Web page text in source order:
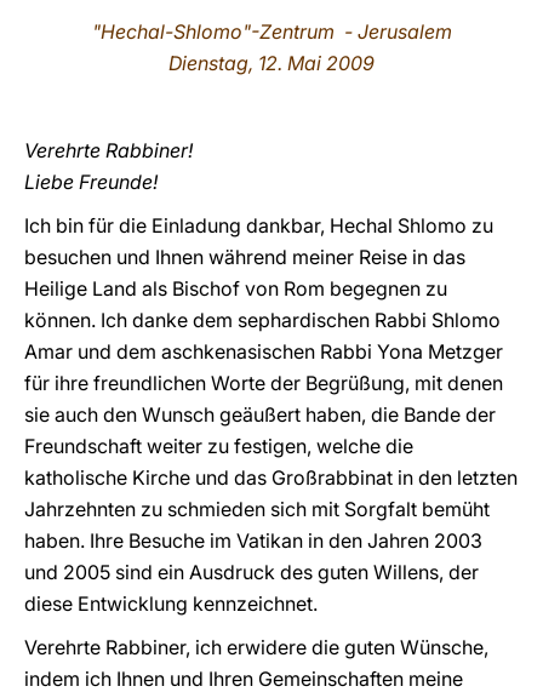
"Hechal-Shlomo"-Zentrum - Jerusalem
Dienstag, 12. Mai 2009
Verehrte Rabbiner!
Liebe Freunde!
Ich bin für die Einladung dankbar, Hechal Shlomo zu
besuchen und Ihnen während meiner Reise in das
Heilige Land als Bischof von Rom begegnen zu
können. Ich danke dem sephardischen Rabbi Shlomo
Amar und dem aschkenasischen Rabbi Yona Metzger
für ihre freundlichen Worte der Begrüßung, mit denen
sie auch den Wunsch geäußert haben, die Bande der
Freundschaft weiter zu festigen, welche die
katholische Kirche und das Großrabbinat in den letzten
Jahrzehnten zu schmieden sich mit Sorgfalt bemüht
haben. Ihre Besuche im Vatikan in den Jahren 2003
und 2005 sind ein Ausdruck des guten Willens, der
diese Entwicklung kennzeichnet.
Verehrte Rabbiner, ich erwidere die guten Wünsche,
indem ich Ihnen und Ihren Gemeinschaften meine